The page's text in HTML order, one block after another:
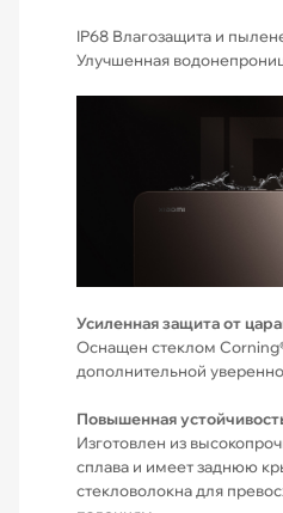
IP68 Влагозащита и
Улучшенная
Усиленная защита от
Оснащен стеклом
дополнительной
Повышенная
Изготовлен из
сплава и имеет заднюю
стекловолокна для